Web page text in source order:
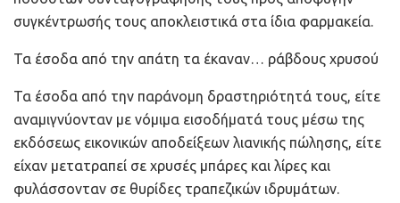
συγκέντρωσής τους αποκλειστικά στα ίδια φαρμακεία.
Τα έσοδα από την απάτη τα έκαναν… ράβδους χρυσού
Τα έσοδα από την παράνομη δραστηριότητά τους, είτε
αναμιγνύονταν με νόμιμα εισοδήματά τους μέσω της
εκδόσεως εικονικών αποδείξεων λιανικής πώλησης, είτε
είχαν μετατραπεί σε χρυσές μπάρες και λίρες και
φυλάσσονταν σε θυρίδες τραπεζικών ιδρυμάτων.